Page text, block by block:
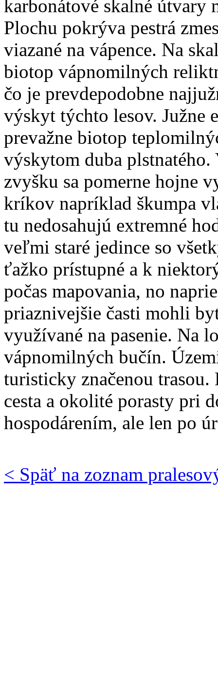
karbonátové skalné útvary
Plochu pokrýva pestrá
viazané na vápence. Na
biotop vápnomilných
čo je prevdepodobne
výskyt týchto lesov. Južne
prevažne biotop
výskytom duba plstnatého.
zvyšku sa pomerne hojne
kríkov napríklad škumpa
tu nedosahujú extremné
veľmi staré jedince so
ťažko prístupné a k
počas mapovania, no
priaznivejšie časti mohli
využívané na pasenie. Na
vápnomilných bučín.
turisticky značenou
cesta a okolité porasty pri
hospodárením, ale len po
< Späť na zoznam